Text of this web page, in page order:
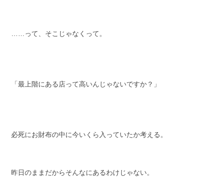
……って、そこじゃなくって。
「最上階にある店って高いんじゃないですか？」
必死にお財布の中に今いくら入っていたか考える。
昨日のままだからそんなにあるわけじゃない。